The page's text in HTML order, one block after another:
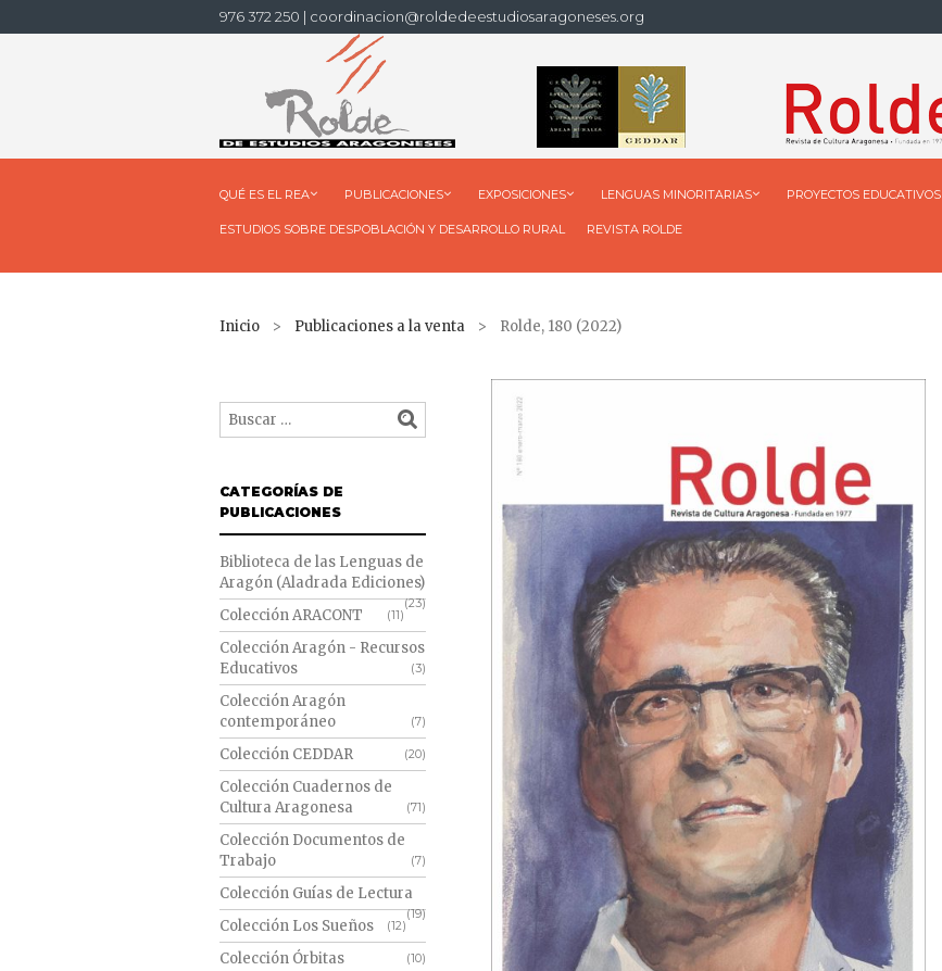
976 372 250 | coordinacion@roldedeestudiosaragoneses.org
QUÉ ES EL REA PUBLICACIONES EXPOSICIONES LENGUAS MINORITARIAS PROYECTOS EDUCATIVOS
ESTUDIOS SOBRE DESPOBLACIÓN Y DESARROLLO RURAL REVISTA ROLDE
Inicio > Publicaciones a la venta > Rolde, 180 (2022)
CATEGORÍAS DE
PUBLICACIONES
Biblioteca de las Lenguas de
Aragón (Aladrada Ediciones)
(23)
Colección ARACONT (11)
Colección Aragón - Recursos
Educativos
(3)
Colección Aragón
contemporáneo
(7)
Colección CEDDAR (20)
Colección Cuadernos de
Cultura Aragonesa
(71)
Colección Documentos de
Trabajo
(7)
Colección Guías de Lectura
(19)
Colección Los Sueños (12)
Colección Órbitas (10)